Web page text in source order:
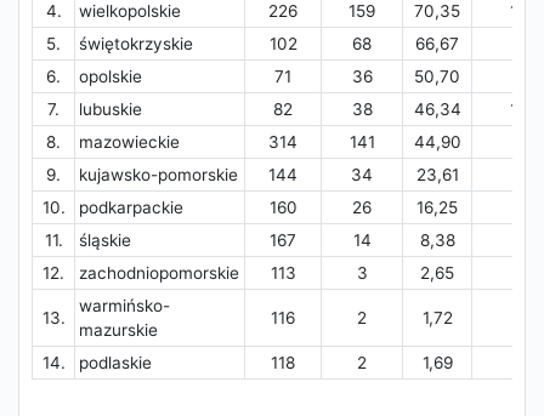
4.
wielkopolskie 226 159 70,35
5.
świętokrzyskie 102 68 66,67
6.
opolskie 71 36 50,70
7.
lubuskie 82 38 46,34
8.
mazowieckie 314 141 44,90
9.
kujawsko-pomorskie 144 34 23,61
10.
podkarpackie 160 26 16,25
11.
śląskie 167 14 8,38
12.
zachodniopomorskie 113 3 2,65
13.
warmińsko-
mazurskie
116 2 1,72
14. podlaskie 118 2 1,69